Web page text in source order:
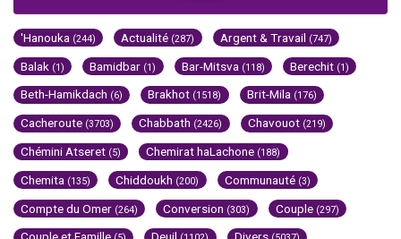
'Hanouka (244) Actualité (287) Argent & Travail (747)
Balak (1) Bamidbar (1) Bar-Mitsva (118) Berechit (1)
Beth-Hamikdach (6) Brakhot (1518) Brit-Mila (176)
Cacheroute (3703) Chabbath (2426) Chavouot (219)
Chémini Atseret (5) Chemirat haLachone (188)
Chemita (135) Chiddoukh (200) Communauté (3)
Compte du Omer (264) Conversion (303) Couple (297)